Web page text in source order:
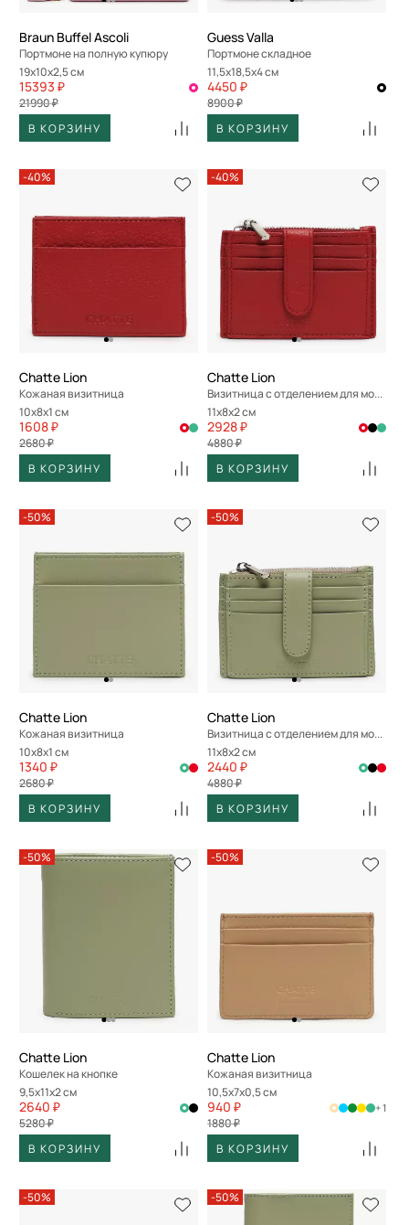
Braun Buffel Ascoli
Портмоне на полную купюру
19x10x2,5 см
15393 ₽
21990 ₽
В КОРЗИНУ
Guess Valla
Портмоне складное
11,5x18,5x4 см
4450 ₽
8900 ₽
В КОРЗИНУ
-40%
Chatte Lion
Кожаная визитница
10x8x1 см
1608 ₽
2680 ₽
В КОРЗИНУ
-40%
Chatte Lion
Визитница с отделением для монет
11x8x2 см
2928 ₽
4880 ₽
В КОРЗИНУ
-50%
Chatte Lion
Кожаная визитница
10x8x1 см
1340 ₽
2680 ₽
В КОРЗИНУ
-50%
Chatte Lion
Визитница с отделением для монет
11x8x2 см
2440 ₽
4880 ₽
В КОРЗИНУ
-50%
Chatte Lion
Кошелек на кнопке
9,5x11x2 см
2640 ₽
5280 ₽
В КОРЗИНУ
-50%
Chatte Lion
Кожаная визитница
10,5x7x0,5 см
940 ₽
1880 ₽
+ 1
В КОРЗИНУ
-50% -50%